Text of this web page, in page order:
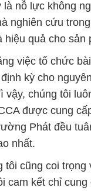
là nỗ lực không
nghiên cứu
quả cho sản
việc tổ chức
kỳ cho
vậy, chúng tôi
được cung
Phát đều
nhất.
cũng coi trọng
cam kết chỉ cung